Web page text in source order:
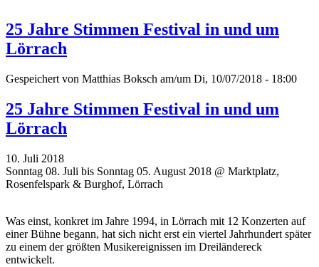
25 Jahre Stimmen Festival in und um
Lörrach
Gespeichert von Matthias Boksch am/um Di, 10/07/2018 - 18:00
25 Jahre Stimmen Festival in und um
Lörrach
10. Juli 2018
Sonntag 08. Juli bis Sonntag 05. August 2018 @ Marktplatz,
Rosenfelspark & Burghof, Lörrach
Was einst, konkret im Jahre 1994, in Lörrach mit 12 Konzerten auf
einer Bühne begann, hat sich nicht erst ein viertel Jahrhundert später
zu einem der größten Musikereignissen im Dreiländereck
entwickelt.